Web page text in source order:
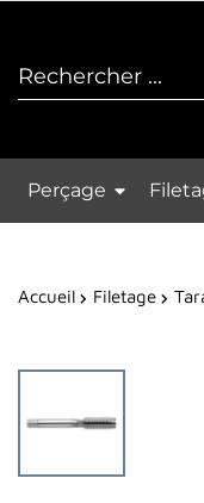
Perçage
Accueil Filetage